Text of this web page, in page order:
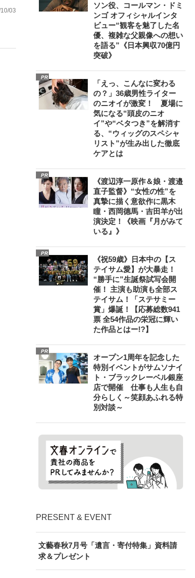
」『北の国から』倉本聰氏（91...
03
ソン役、コールマン・ドミ
ンゴ オフィシャルインタ
ビュー“観客を魅了した名
優、複雑な父親像への想い
を語る”《日本興収70億円
突破》
PR
「えっ、こんなに変わる
の？」36歳男性ライター
のニオイが激変！ 夏場に
気になる“頭皮のニオ
イ”や“ベタつき”を解消す
る、“ウィッグのスペシャ
リスト”が生み出した徹底
ケアとは
PR
《渡辺淳一原作＆娘・渡邉
直子監督》“女性の性”を
真摯に描く意欲作に黒木
瞳・西岡德馬・吉田羊が出
演決定！《映画『月がみて
いる』》
PR
《祝59歳》日本中の【ス
テイサム愛】が大暴走！
“勝手に”生誕祭試写会開
催！ 主演も助演も全部ス
テイサム！「ステサミー
賞」爆誕！【応募総数941
票 全54作品の栄冠に輝い
た作品とはー!?】
PR
オープン1周年を記念した
特別イベントがサムソナイ
ト・ブラックレーベル銀座
店で開催 仕事も人生も自
分らしく～笑顔あふれる特
別対談～
PRESENT & EVENT
文藝春秋7月号「遺言・寄付特集」資料請
求＆プレゼント